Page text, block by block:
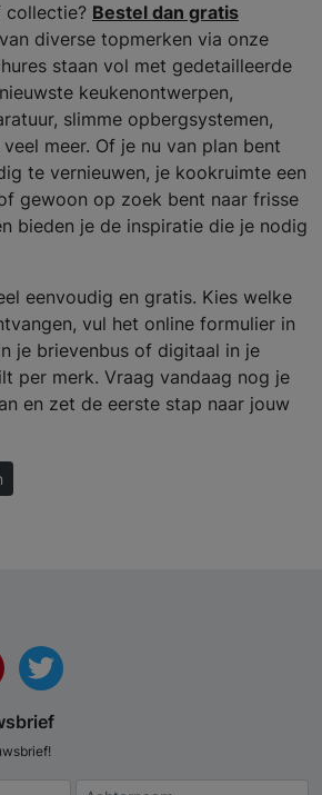
collectie? Bestel dan gratis
van diverse topmerken via onze
staan vol met gedetailleerde
keukenontwerpen,
slimme opbergsystemen,
meer. Of je nu van plan bent
te vernieuwen, je kookruimte een
gewoon op zoek bent naar frisse
bieden je de inspiratie die je nodig
eenvoudig en gratis. Kies welke
vul het online formulier in
je brievenbus of digitaal in je
per merk. Vraag vandaag nog je
en zet de eerste stap naar jouw